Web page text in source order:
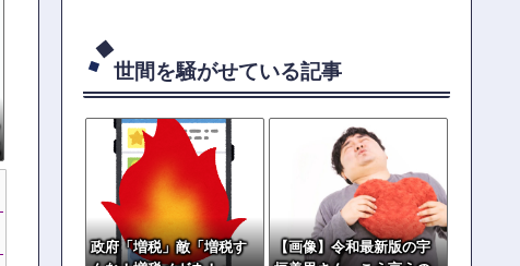
世間を騒がせている記事
政府「増税」敵「増税す
【画像】令和最新版の宇